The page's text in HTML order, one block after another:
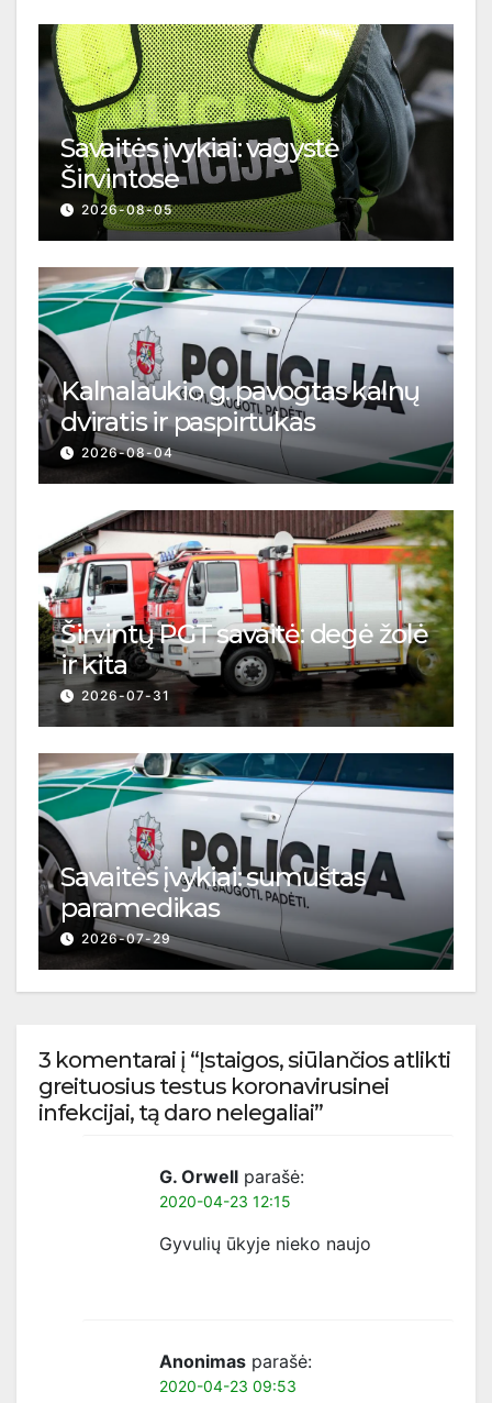
Savaitės įvykiai: vagystė
Širvintose
2026-08-05
Kalnalaukio g. pavogtas kalnų
dviratis ir paspirtukas
2026-08-04
Širvintų PGT savaitė: degė žolė
ir kita
2026-07-31
Savaitės įvykiai: sumuštas
paramedikas
2026-07-29
3 komentarai į “Įstaigos, siūlančios atlikti
greituosius testus koronavirusinei
infekcijai, tą daro nelegaliai”
G. Orwell parašė:
2020-04-23 12:15
Gyvulių ūkyje nieko naujo
Anonimas parašė:
2020-04-23 09:53